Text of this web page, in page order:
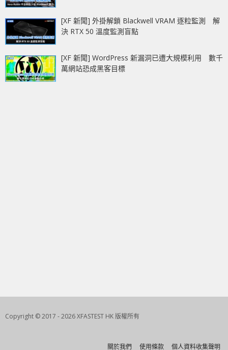
[XF 新聞] 外掛解鎖 Blackwell VRAM 逐粒監測 解
決 RTX 50 溫度監測盲點
[XF 新聞] WordPress 新漏洞已遭大規模利用 數千
萬網站恐成黑客目標
Copyright © 2017 - 2026 XFASTEST HK 版權所有
關於我們 使用條款 個人資料收集聲明